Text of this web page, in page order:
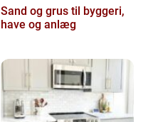
Sand og grus til byggeri,
have og anlæg